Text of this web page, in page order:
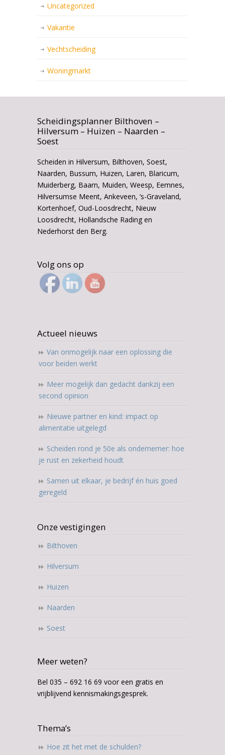
Uncategorized
Vakantie
Vechtscheiding
Woningmarkt
Scheidingsplanner Bilthoven –
Hilversum – Huizen – Naarden –
Soest
Scheiden in Hilversum, Bilthoven, Soest,
Naarden, Bussum, Huizen, Laren, Blaricum,
Muiderberg, Baarn, Muiden, Weesp, Eemnes,
Hilversumse Meent, Ankeveen, ‘s-Graveland,
Kortenhoef, Oud-Loosdrecht, Nieuw
Loosdrecht, Hollandsche Rading en
Nederhorst den Berg.
Volg ons op
Actueel nieuws
Van onmogelijk naar een oplossing die
voor beiden werkt
Meer mogelijk dan gedacht dankzij een
second opinion
Nieuwe partner en kind: impact op
alimentatie uitgelegd
Scheiden rond je 50e als ondernemer: hoe
je rust en zekerheid houdt
Samen uit elkaar, je bedrijf én huis goed
geregeld
Onze vestigingen
Bilthoven
Hilversum
Huizen
Naarden
Soest
Meer weten?
Bel 035 – 692 16 69 voor een gratis en
vrijblijvend kennismakingsgesprek.
Thema’s
Hoe zit het met de schulden?